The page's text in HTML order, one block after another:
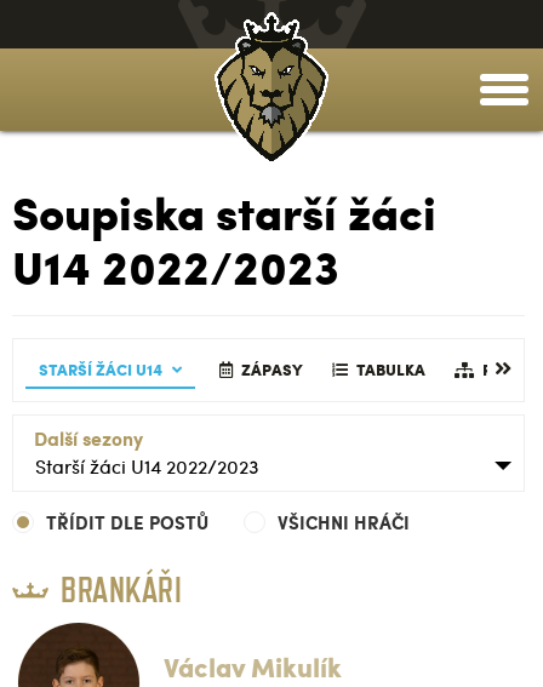
Soupiska starší žáci
U14 2022/2023
STARŠÍ ŽÁCI U14
GALERIE ČLÁNKY
TABULKA REALIZAČNÍ TÝM GALERIE ČLÁNKY
ZÁPASY STATISTIKY TABULKA
ZÁPASY TABULKA
Další sezony
Starší žáci U14 2022/2023
TŘÍDIT DLE POSTŮ VŠICHNI HRÁČI
BRANKÁŘI
Václav Mikulík